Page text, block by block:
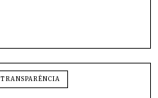
TRANSPARÊNCIA